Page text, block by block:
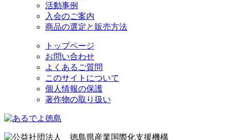
活動事例
入会のご案内
商品の選定と販売方法
トップページ
お問い合わせ
よくあるご質問
このサイトについて
個人情報の保護
著作物の取り扱い